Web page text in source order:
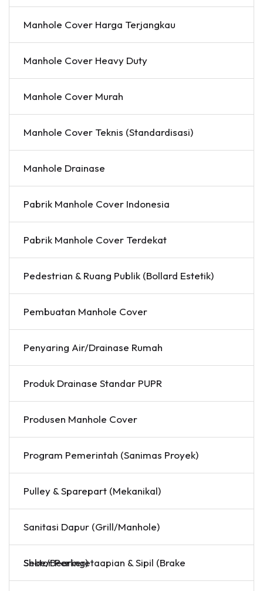
Manhole Cover Harga Terjangkau
Manhole Cover Heavy Duty
Manhole Cover Murah
Manhole Cover Teknis (Standardisasi)
Manhole Drainase
Pabrik Manhole Cover Indonesia
Pabrik Manhole Cover Terdekat
Pedestrian & Ruang Publik (Bollard Estetik)
Pembuatan Manhole Cover
Penyaring Air/Drainase Rumah
Produk Drainase Standar PUPR
Produsen Manhole Cover
Program Pemerintah (Sanimas Proyek)
Pulley & Sparepart (Mekanikal)
Sanitasi Dapur (Grill/Manhole)
Sektor Perkeretaapian & Sipil (Brake Shoe/Bearing)